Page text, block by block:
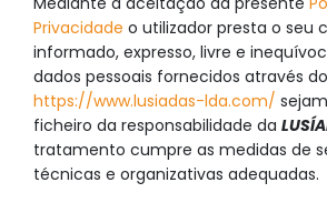
Privacidade o utilizador presta o seu
informado, expresso, livre e
dados pessoais fornecidos através
https://www.lusiadas-lda.com/
ficheiro da responsabilidade da
tratamento cumpre as medidas de
técnicas e organizativas adequadas.